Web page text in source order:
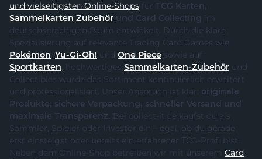
und vielseitigsten Online-Shops für TCG Karten,
Sammelkarten Zubehör und Card Collecting
im
deutschsprachigen Raum entwickelt. Durch die klare
Spezialisierung auf relevante Trading Card Games wie
Pokémon, Yu-Gi-Oh! und One Piece sowie auf
Sportkarten , hochwertiges Sammelkarten-Zubehör
Collectibles wurde das Sortiment kontinuierlich erweitert
und professionalisiert. Unser Anspruch ist klar: originale
Produkte, sichere Verpackung, schneller Versand und
maximale Transparenz. Bei collect-it.de kaufst du als
Sammler, Spieler oder Investor ein – egal, ob du gerade
erst einsteigst oder bereits ein erfahrener TCG-Profi bist.
Neben dem Online-Shop betreiben wir mit unserem Card